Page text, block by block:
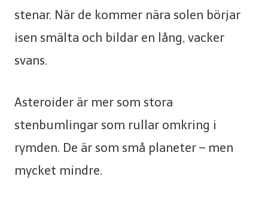
stenar. När de kommer nära solen börjar
isen smälta och bildar en lång, vacker
svans.
Asteroider är mer som stora
stenbumlingar som rullar omkring i
rymden. De är som små planeter – men
mycket mindre.